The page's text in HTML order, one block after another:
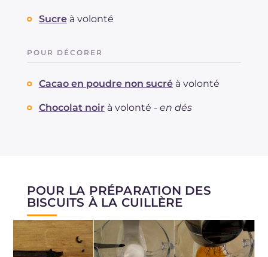
Sucre à volonté
POUR DÉCORER
Cacao en poudre non sucré à volonté
Chocolat noir à volonté - en dés
POUR LA PRÉPARATION DES
BISCUITS À LA CUILLÈRE